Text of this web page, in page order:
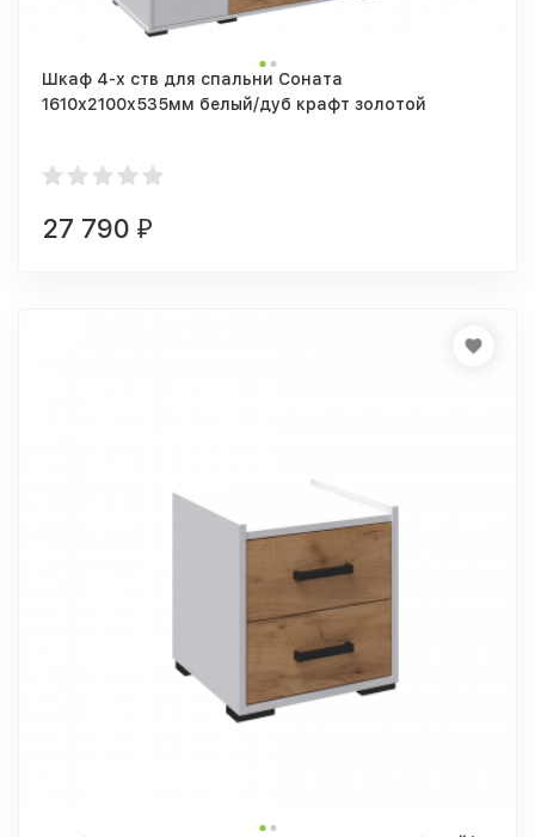
Шкаф 4-х ств для спальни Соната
1610х2100х535мм белый/дуб крафт золотой
27 790 ₽